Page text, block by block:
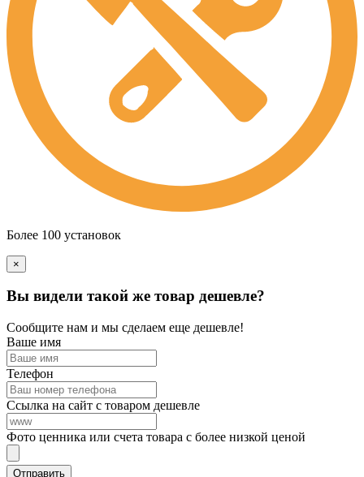
Более 100 установок
×
Вы видели такой же товар дешевле?
Сообщите нам и мы сделаем еще дешевле!
Ваше имя
Телефон
Ссылка на сайт с товаром дешевле
Фото ценника или счета товара с более низкой ценой